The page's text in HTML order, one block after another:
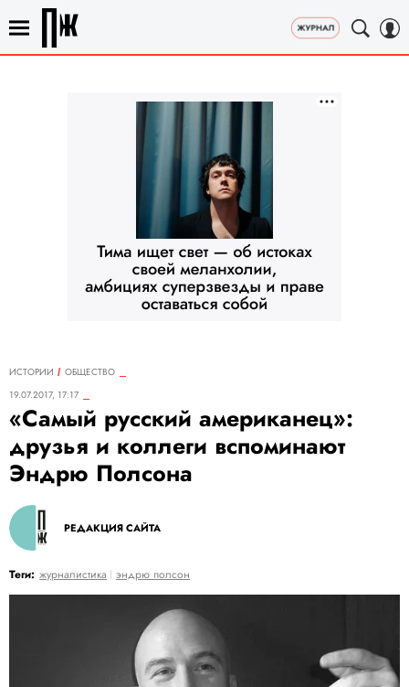
ИСТОРИИ
ОБЩЕСТВО
19.07.2017, 17:17
«Самый русский американец»:
друзья и коллеги вспоминают
Эндрю Полсона
РЕДАКЦИЯ САЙТА
Теги: журналистика эндрю полсон